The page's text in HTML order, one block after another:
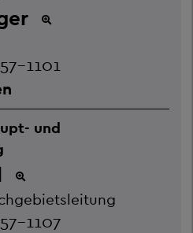
1101
und
1107